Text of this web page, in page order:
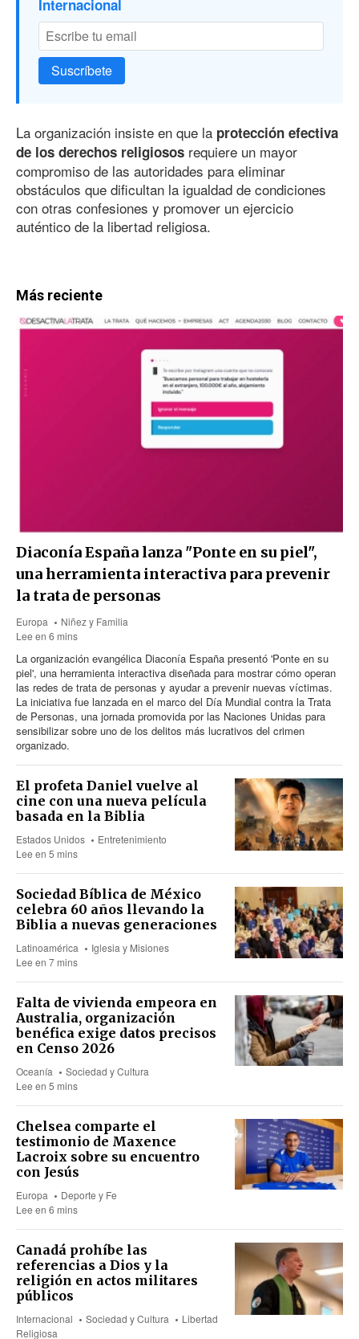
Internacional
Suscríbete
La organización insiste en que la protección efectiva
de los derechos religiosos requiere un mayor
compromiso de las autoridades para eliminar
obstáculos que dificultan la igualdad de condiciones
con otras confesiones y promover un ejercicio
auténtico de la libertad religiosa.
Más reciente
Diaconía España lanza "Ponte en su piel",
una herramienta interactiva para prevenir
la trata de personas
Europa
Niñez y Familia
Lee en 6 mins
La organización evangélica Diaconía España presentó 'Ponte en su
piel', una herramienta interactiva diseñada para mostrar cómo operan
las redes de trata de personas y ayudar a prevenir nuevas víctimas.
La iniciativa fue lanzada en el marco del Día Mundial contra la Trata
de Personas, una jornada promovida por las Naciones Unidas para
sensibilizar sobre uno de los delitos más lucrativos del crimen
organizado.
El profeta Daniel vuelve al
cine con una nueva película
basada en la Biblia
Estados Unidos
Entretenimiento
Lee en 5 mins
Sociedad Bíblica de México
celebra 60 años llevando la
Biblia a nuevas generaciones
Latinoamérica
Iglesia y Misiones
Lee en 7 mins
Falta de vivienda empeora en
Australia, organización
benéfica exige datos precisos
en Censo 2026
Oceanía
Sociedad y Cultura
Lee en 5 mins
Chelsea comparte el
testimonio de Maxence
Lacroix sobre su encuentro
con Jesús
Europa
Deporte y Fe
Lee en 6 mins
Canadá prohíbe las
referencias a Dios y la
religión en actos militares
públicos
Internacional Sociedad y Cultura
Libertad
Religiosa